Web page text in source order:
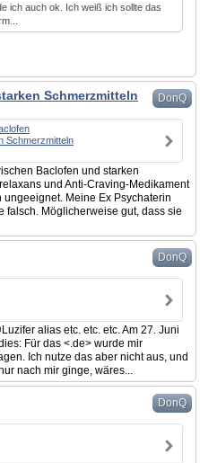
ich auch ok. Ich weiß ich sollte das
DonQ
Schmerzmitteln
Schmerzmitteln
Baclofen und starken
und Anti-Craving-Medikament
Meine Ex Psychaterin
falsch. Möglicherweise gut, dass sie
DonQ
alias etc. etc. etc. Am 27. Juni
Für das <.de> wurde mir
Ich nutze das aber nicht aus, und
nach mir ginge, wäres...
DonQ